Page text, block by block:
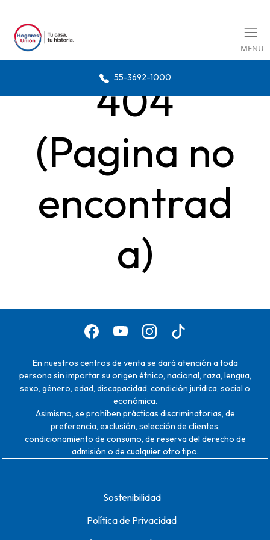
MENU
55-3692-1000
404
(Pagina no
encontrad
a)
En nuestros centros de venta se dará atención a toda
persona sin importar su origen étnico, nacional, raza, lengua,
sexo, género, edad, discapacidad, condición jurídica, social o
económica.
Asimismo, se prohíben prácticas discriminatorias, de
preferencia, exclusión, selección de clientes,
condicionamiento de consumo, de reserva del derecho de
admisión o de cualquier otro tipo.
Sostenibilidad
Política de Privacidad